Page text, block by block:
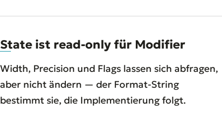
State ist read-only für Modifier
Width, Precision und Flags lassen sich abfragen,
aber nicht ändern — der Format-String
bestimmt sie, die Implementierung folgt.